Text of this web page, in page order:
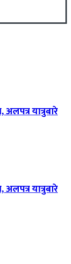
यात्रुबारे
यात्रुबारे